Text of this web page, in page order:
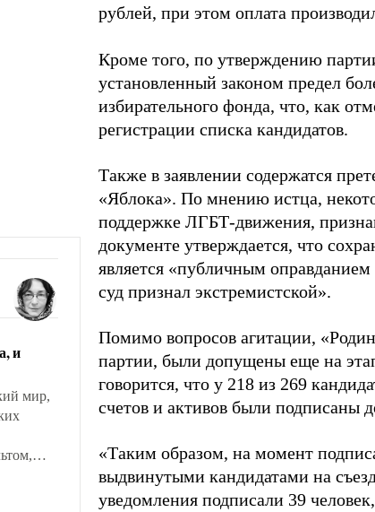
и
мир,
рублей, при этом оплата
Кроме того, по утверждению
установленный законом предел
избирательного фонда, что, как
регистрации списка кандидатов.
Также в заявлении содержатся
«Яблока». По мнению истца,
поддержке ЛГБТ-движения,
документе утверждается, что
является «публичным
суд признал экстремистской».
Помимо вопросов агитации,
партии, были допущены еще на
говорится, что у 218 из 269
счетов и активов были подписаны
«Таким образом, на момент
выдвинутыми кандидатами на
уведомления подписали 39